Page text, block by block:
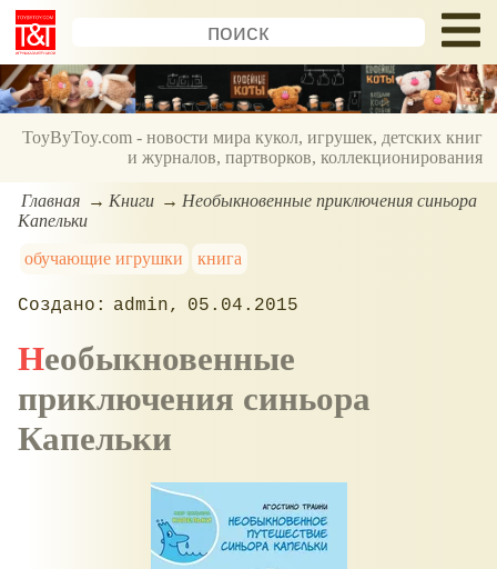
ToyByToy.com - новости мира кукол, игрушек, детских книг
и журналов, партворков, коллекционирования
Главная Книги
Необыкновенные приключения синьора
Капельки
обучающие игрушки
книга
admin 05.04.2015
Необыкновенные
приключения синьора
Капельки